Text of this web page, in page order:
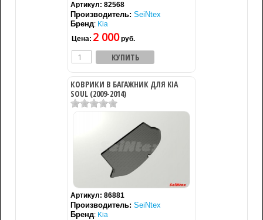
Артикул: 82568
Производитель: SeiNtex
Бренд: Kia
Цена: 2 000руб.
КОВРИКИ В БАГАЖНИК ДЛЯ KIA
SOUL (2009-2014)
Артикул: 86881
Производитель: SeiNtex
Бренд: Kia